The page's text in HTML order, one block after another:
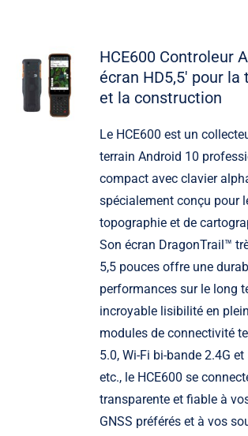
HCE600 Controleur
écran HD5,5′ pour
et la construction
Le HCE600 est un
terrain Android 10
compact avec clavier
spécialement conçu pour
topographie et de
Son écran DragonTrail™
5,5 pouces offre une
performances sur le long
incroyable lisibilité en
modules de connectivité
5.0, Wi-Fi bi-bande 2.4G
etc., le HCE600 se
transparente et fiable à
GNSS préférés et à vos